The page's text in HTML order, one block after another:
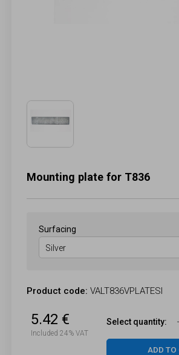
Mounting plate for T836
Surfacing
Product code: VALT836VPLATESI
5.42 €
Included 24% VAT
Select quantity:
ADD TO